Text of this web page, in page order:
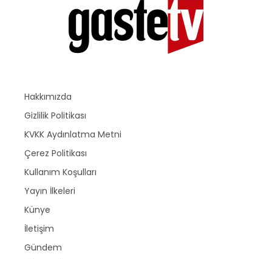
Hakkımızda
Gizlilik Politikası
KVKK Aydınlatma Metni
Çerez Politikası
Kullanım Koşulları
Yayın İlkeleri
Künye
İletişim
Gündem